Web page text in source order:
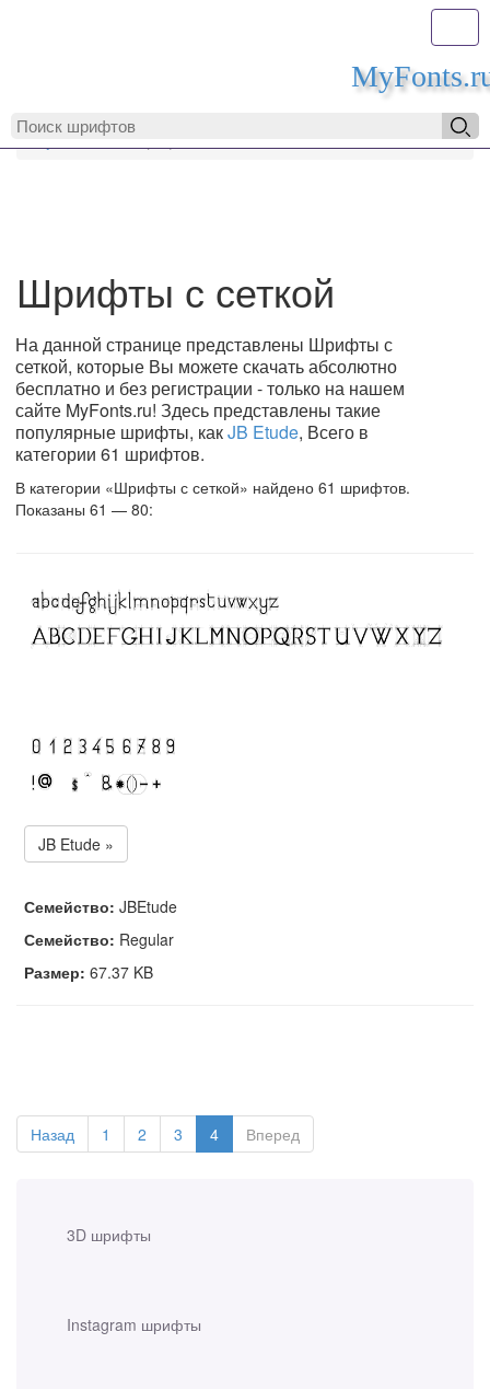
MyFonts.ru
3D шрифты
Instagram шрифты
Шрифты с сеткой
На данной странице представлены Шрифты с
сеткой, которые Вы можете скачать абсолютно
бесплатно и без регистрации - только на нашем
сайте MyFonts.ru! Здесь представлены такие
популярные шрифты, какJB Etude, Всего в
категории 61 шрифтов.
В категории «Шрифты с сеткой» найдено 61 шрифтов.
Показаны 61 — 80:
JB Etude »
Семейство: JBEtude
Семейство: Regular
Размер: 67.37 KB
Назад 1 2 3 4 Вперед